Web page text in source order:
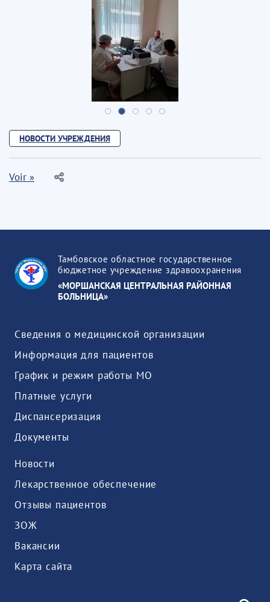
НОВОСТИ УЧРЕЖДЕНИЯ
Voir »
Тамбовское областное государственное
бюджетное учреждение здравоохранения
«МОРШАНСКАЯ ЦЕНТРАЛЬНАЯ РАЙОННАЯ
БОЛЬНИЦА»
Сведения о медицинской организации
Информация для пациентов
График и режим работы МО
Платные услуги
Диспансеризация
Документы
Новости
Лекарственное обеспечение
Отзывы пациентов
ЗОЖ
Вакансии
Карта сайта